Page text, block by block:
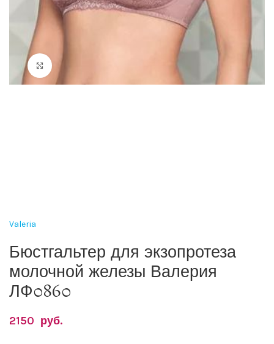
Valeria
Бюстгальтер для экзопротеза
молочной железы Валерия
ЛФ0860
2150 руб.